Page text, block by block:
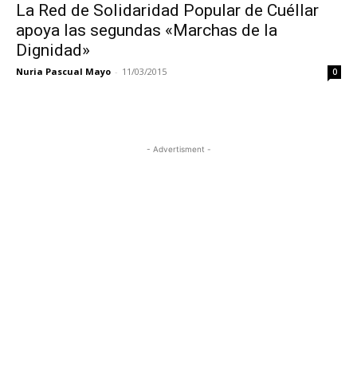
La Red de Solidaridad Popular de Cuéllar
apoya las segundas «Marchas de la
Dignidad»
Nuria Pascual Mayo - 11/03/2015 0
- Advertisment -